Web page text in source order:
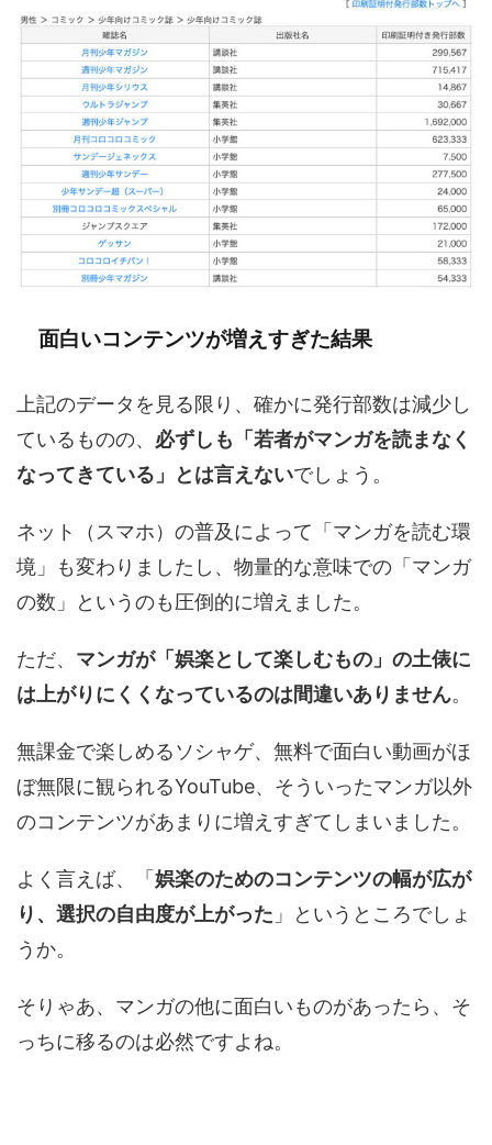
面白いコンテンツが増えすぎた結果
上記のデータを見る限り、確かに発行部数は減少し
ているものの、 必ずしも「若者がマンガを読まなく
なってきている」とは言えないでしょう。
ネット（スマホ）の普及によって「マンガを読む環
境」も変わりましたし、物量的な意味での「マンガ
の数」というのも圧倒的に増えました。
ただ、 マンガが「娯楽として楽しむもの」の土俵に
は上がりにくくなっているのは間違いありません。
無課金で楽しめるソシャゲ、無料で面白い動画がほ
ぼ無限に観られるYouTube、そういったマンガ以外
のコンテンツがあまりに増えすぎてしまいました。
よく言えば、「 娯楽のためのコンテンツの幅が広が
り、選択の自由度が上がった 」というところでしょ
うか。
そりゃあ、マンガの他に面白いものがあったら、そ
っちに移るのは必然ですよね。